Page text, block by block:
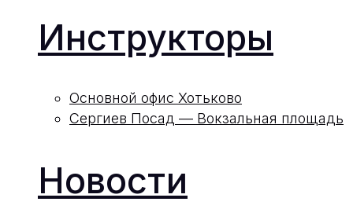
Инструкторы
Основной офис Хотьково
Сергиев Посад — Вокзальная площадь
Новости